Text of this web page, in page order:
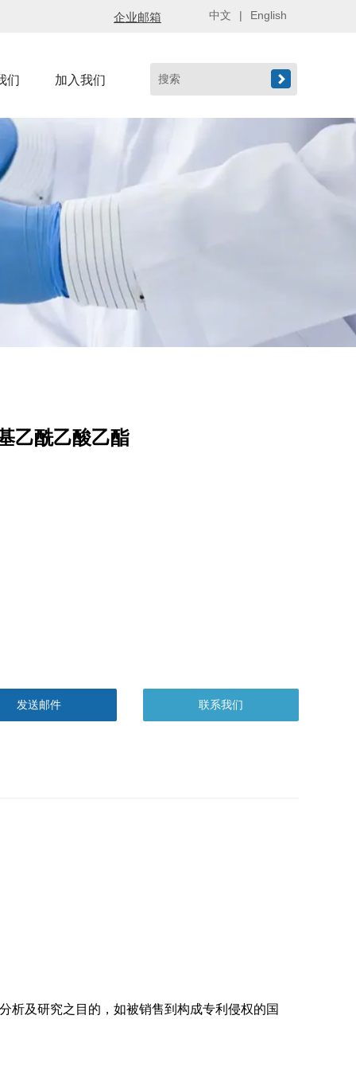
们 加入我们 
中文 | English
企业邮箱
乙酰乙酸乙酯
发送邮件
析及研究之目的，如被销售到构成专利侵权的国
联系我们